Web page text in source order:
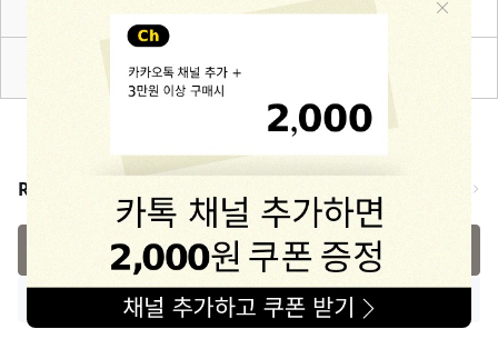
관련 법 및 소비자 분쟁해결 규정에 따름
해피프린스/1668-1570